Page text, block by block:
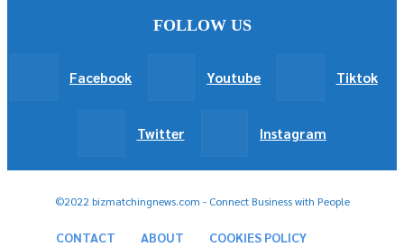
FOLLOW US
Facebook Youtube Tiktok
Twitter Instagram
©2022 bizmatchingnews.com - Connect Business with People
CONTACT ABOUT COOKIES POLICY